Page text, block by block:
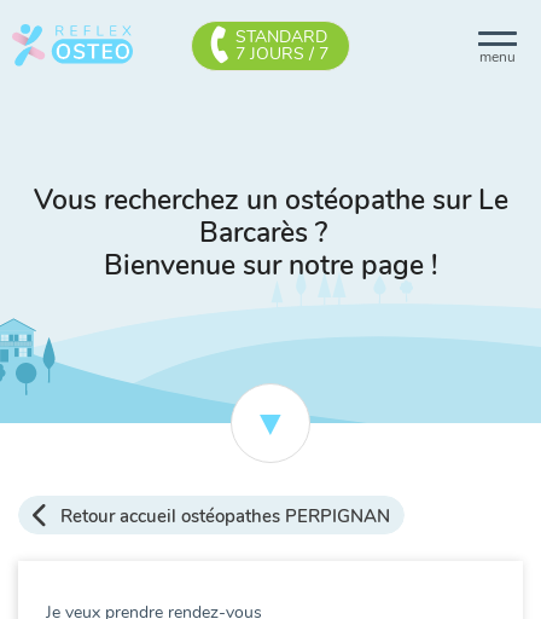
menu
STANDARD
7 JOURS / 7
Vous recherchez un ostéopathe sur Le
Barcarès ?
Bienvenue sur notre page !
Retour accueil ostéopathes PERPIGNAN
Je veux prendre rendez-vous